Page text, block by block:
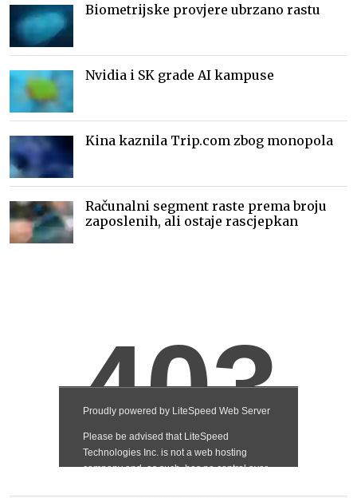
Biometrijske provjere ubrzano rastu
Nvidia i SK grade AI kampuse
Kina kaznila Trip.com zbog monopola
Računalni segment raste prema broju
zaposlenih, ali ostaje rascjepkan